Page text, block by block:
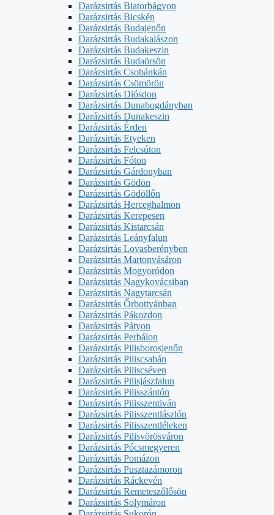
Darázsirtás Biatorbágyon
Darázsirtás Bicskén
Darázsirtás Budajenőn
Darázsirtás Budakalászon
Darázsirtás Budakeszin
Darázsirtás Budaörsön
Darázsirtás Csobánkán
Darázsirtás Csömörön
Darázsirtás Diósdon
Darázsirtás Dunabogdányban
Darázsirtás Dunakeszin
Darázsirtás Érden
Darázsirtás Etyeken
Darázsirtás Felcsúton
Darázsirtás Fóton
Darázsirtás Gárdonyban
Darázsirtás Gödön
Darázsirtás Gödöllőn
Darázsirtás Herceghalmon
Darázsirtás Kerepesen
Darázsirtás Kistarcsán
Darázsirtás Leányfalun
Darázsirtás Lovasberényben
Darázsirtás Martonvásáron
Darázsirtás Mogyoródon
Darázsirtás Nagykovácsiban
Darázsirtás Nagytarcsán
Darázsirtás Őrbottyánban
Darázsirtás Pákozdon
Darázsirtás Pátyon
Darázsirtás Perbálon
Darázsirtás Pilisborosjenőn
Darázsirtás Piliscsabán
Darázsirtás Piliscséven
Darázsirtás Pilisjászfalun
Darázsirtás Pilisszántón
Darázsirtás Pilisszentiván
Darázsirtás Pilisszentlászlón
Darázsirtás Pilisszentléleken
Darázsirtás Pilisvörösváron
Darázsirtás Pócsmegyeren
Darázsirtás Pomázon
Darázsirtás Pusztazámoron
Darázsirtás Ráckevén
Darázsirtás Remeteszőlősön
Darázsirtás Solymáron